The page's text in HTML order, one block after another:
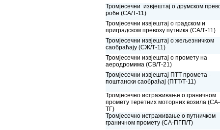
Тромјесечни извјештај о друмском
робе (СА/Т-11)
Тромјесечни извјештај о градском и
приградском превозу путника (СА/Т-11)
Тромјесечни извјештај о жељезничком
саобраћају (СЖ/Т-11)
Тромјесечни извјештај о промету на
аеродромима (СВ/Т-21)
Тромјесечни извјештај ПТТ промета -
поштански саобраћај (ПТТ/Т-11)
Тромјесечно истраживање о граничном
промету теретних моторних возила
ТГ)
Тромјесечно истраживање о путничком
граничном промету (СА-ПГП/Т)